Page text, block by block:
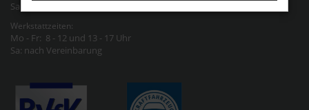
Sa: nach Vereinbarung
Werkstattzeiten:
Mo - Fr: 8 - 12 und 13 - 17 Uhr
Sa: nach Vereinbarung